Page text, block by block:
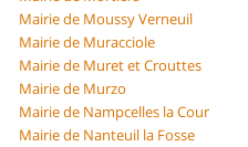
Mairie de Moussy Verneuil
Mairie de Muracciole
Mairie de Muret et Crouttes
Mairie de Murzo
Mairie de Nampcelles la Cour
Mairie de Nanteuil la Fosse